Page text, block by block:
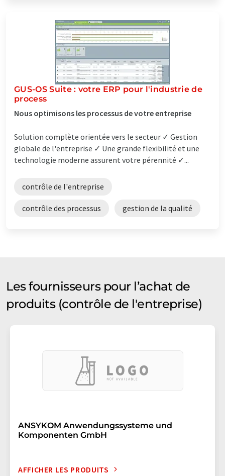
GUS-OS Suite : votre ERP pour l'industrie de
process
Nous optimisons les processus de votre entreprise
Solution complète orientée vers le secteur ✓ Gestion
globale de l'entreprise ✓ Une grande flexibilité et une
technologie moderne assurent votre pérennité ✓...
contrôle de l'entreprise
contrôle des processus gestion de la qualité
Les fournisseurs pour l’achat de
produits (contrôle de l'entreprise)
ANSYKOM Anwendungssysteme und
Komponenten GmbH
AFFICHER LES PRODUITS